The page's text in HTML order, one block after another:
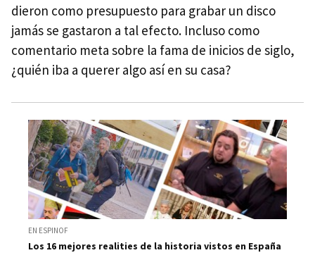
dieron como presupuesto para grabar un disco
jamás se gastaron a tal efecto. Incluso como
comentario meta sobre la fama de inicios de siglo,
¿quién iba a querer algo así en su casa?
EN ESPINOF
Los 16 mejores realities de la historia vistos en España